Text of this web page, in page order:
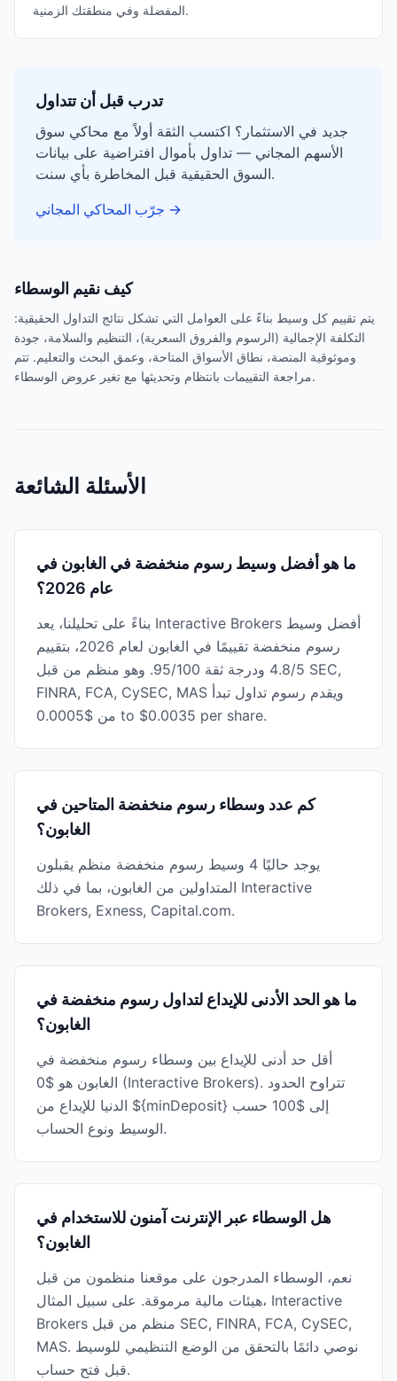
المفضلة وفي منطقتك الزمنية.
تدرب قبل أن تتداول
جديد في الاستثمار؟ اكتسب الثقة أولاً مع محاكي سوق
الأسهم المجاني — تداول بأموال افتراضية على بيانات
السوق الحقيقية قبل المخاطرة بأي سنت.
جرّب المحاكي المجاني →
كيف نقيم الوسطاء
يتم تقييم كل وسيط بناءً على العوامل التي تشكل نتائج التداول الحقيقية:
التكلفة الإجمالية (الرسوم والفروق السعرية)، التنظيم والسلامة، جودة
وموثوقية المنصة، نطاق الأسواق المتاحة، وعمق البحث والتعليم. تتم
مراجعة التقييمات بانتظام وتحديثها مع تغير عروض الوسطاء.
الأسئلة الشائعة
ما هو أفضل وسيط رسوم منخفضة في الغابون في
عام 2026؟
بناءً على تحليلنا، يعد Interactive Brokers أفضل وسيط
رسوم منخفضة تقييمًا في الغابون لعام 2026، بتقييم
4.8/5 ودرجة ثقة 95/100. وهو منظم من قبل SEC,
FINRA, FCA, CySEC, MAS ويقدم رسوم تداول تبدأ
من $0.0005 to $0.0035 per share.
كم عدد وسطاء رسوم منخفضة المتاحين في
الغابون؟
يوجد حاليًا 4 وسيط رسوم منخفضة منظم يقبلون
المتداولين من الغابون، بما في ذلك Interactive
Brokers, Exness, Capital.com.
ما هو الحد الأدنى للإيداع لتداول رسوم منخفضة في
الغابون؟
أقل حد أدنى للإيداع بين وسطاء رسوم منخفضة في
الغابون هو $0 (Interactive Brokers). تتراوح الحدود
الدنيا للإيداع من ${minDeposit} إلى $100 حسب
الوسيط ونوع الحساب.
هل الوسطاء عبر الإنترنت آمنون للاستخدام في
الغابون؟
نعم، الوسطاء المدرجون على موقعنا منظمون من قبل
هيئات مالية مرموقة. على سبيل المثال، Interactive
Brokers منظم من قبل SEC, FINRA, FCA, CySEC,
MAS. نوصي دائمًا بالتحقق من الوضع التنظيمي للوسيط
قبل فتح حساب.